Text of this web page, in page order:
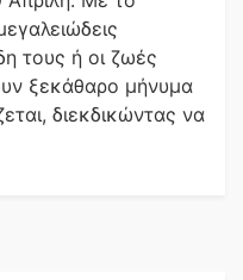
τους ή οι ζωές
ξεκάθαρο μήνυμα
διεκδικώντας να